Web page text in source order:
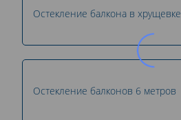
Остекление балкона в хрущевке
Остекление балконов 6 метров